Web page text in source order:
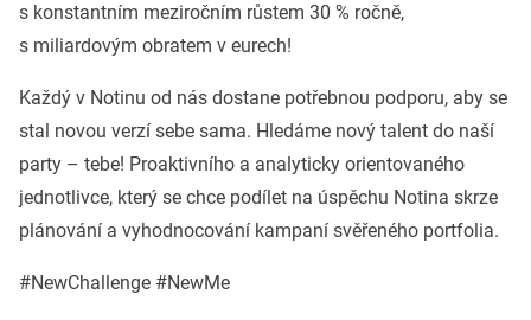
s konstantním meziročním růstem 30 % ročně,
s miliardovým obratem v eurech!
Každý v Notinu od nás dostane potřebnou podporu, aby se
stal novou verzí sebe sama. Hledáme nový talent do naší
party – tebe! Proaktivního a analyticky orientovaného
jednotlivce, který se chce podílet na úspěchu Notina skrze
plánování a vyhodnocování kampaní svěřeného portfolia.
#NewChallenge #NewMe